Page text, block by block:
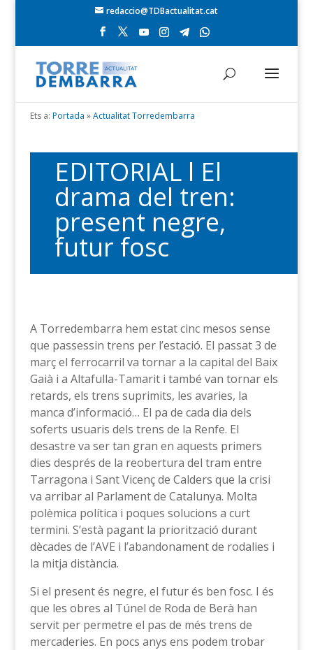
redaccio@TDBactualitat.cat
Ets a: Portada »Actualitat Torredembarra
EDITORIAL l El
drama del tren:
present negre,
futur fosc
A Torredembarra hem estat cinc mesos sense
que passessin trens per l’estació. El passat 3 de
març el ferrocarril va tornar a la capital del Baix
Gaià i a Altafulla-Tamarit i també van tornar els
retards, els trens suprimits, les avaries, la
manca d’informació… El pa de cada dia dels
soferts usuaris dels trens de la Renfe. El
desastre va ser tan gran en aquests primers
dies després de la reobertura del tram entre
Tarragona i Sant Vicenç de Calders que la crisi
va arribar al Parlament de Catalunya. Molta
polèmica política i poques solucions a curt
termini. S’està pagant la priorització durant
dècades de l’AVE i l’abandonament de rodalies i
la mitja distància.
Si el present és negre, el futur és ben fosc. I és
que les obres al Túnel de Roda de Berà han
servit per permetre el pas de més trens de
mercaderies. En pocs anys ens podem trobar